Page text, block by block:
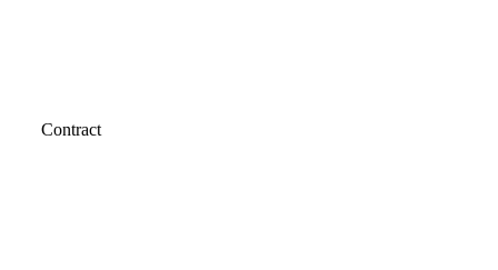
Contract